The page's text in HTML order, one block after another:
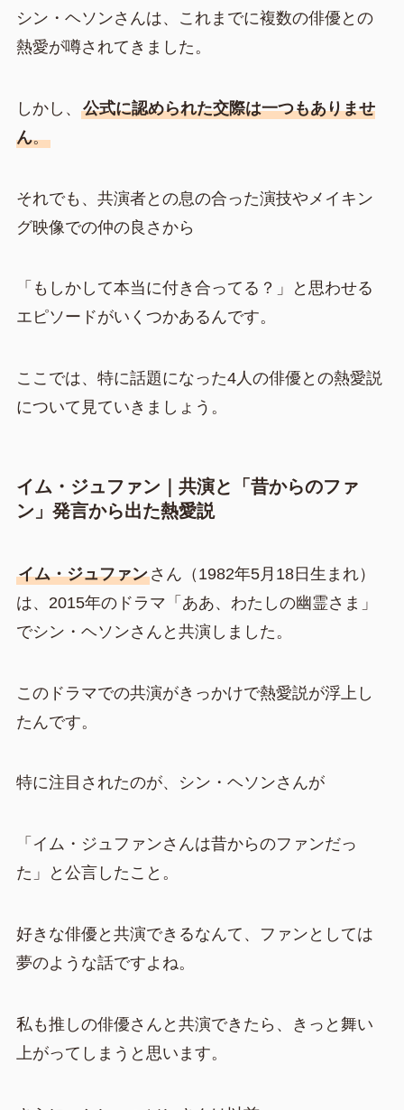
シン・ヘソンさんは、これまでに複数の俳優との
熱愛が噂されてきました。
しかし、 公式に認められた交際は一つもありませ
ん。
それでも、共演者との息の合った演技やメイキン
グ映像での仲の良さから
「もしかして本当に付き合ってる？」と思わせる
エピソードがいくつかあるんです。
ここでは、特に話題になった4人の俳優との熱愛説
について見ていきましょう。
イム・ジュファン｜共演と「昔からのファ
ン」発言から出た熱愛説
イム・ジュファンさん（1982年5月18日生まれ）
は、2015年のドラマ「ああ、わたしの幽霊さま」
でシン・ヘソンさんと共演しました。
このドラマでの共演がきっかけで熱愛説が浮上し
たんです。
特に注目されたのが、シン・ヘソンさんが
「イム・ジュファンさんは昔からのファンだっ
た」と公言したこと。
好きな俳優と共演できるなんて、ファンとしては
夢のような話ですよね。
私も推しの俳優さんと共演できたら、きっと舞い
上がってしまうと思います。